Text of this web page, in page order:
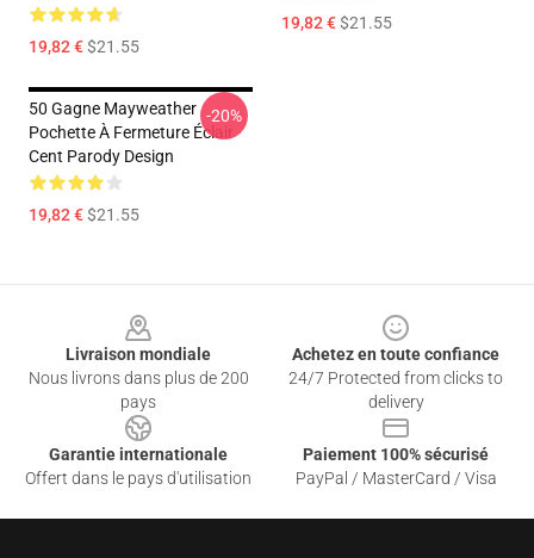
19,82 €$21.55
19,82 €$21.55
50 Gagne Mayweather
Pochette À Fermeture Éclair
Cent Parody Design
19,82 €$21.55
-20%
Livraison mondiale
Nous livrons dans plus de 200
pays
Achetez en toute confiance
24/7 Protected from clicks to
delivery
Garantie internationale
Offert dans le pays d'utilisation
Paiement 100% sécurisé
PayPal / MasterCard / Visa